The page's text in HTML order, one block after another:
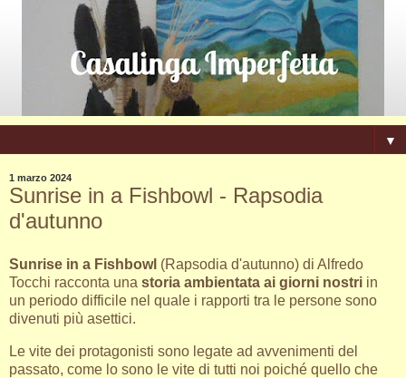
▼
1 marzo 2024
Sunrise in a Fishbowl - Rapsodia
d'autunno
Sunrise in a Fishbowl (Rapsodia d'autunno) di Alfredo
Tocchi racconta una storia ambientata ai giorni nostri in
un periodo difficile nel quale i rapporti tra le persone sono
divenuti più asettici.
Le vite dei protagonisti sono legate ad avvenimenti del
passato, come lo sono le vite di tutti noi poiché quello che